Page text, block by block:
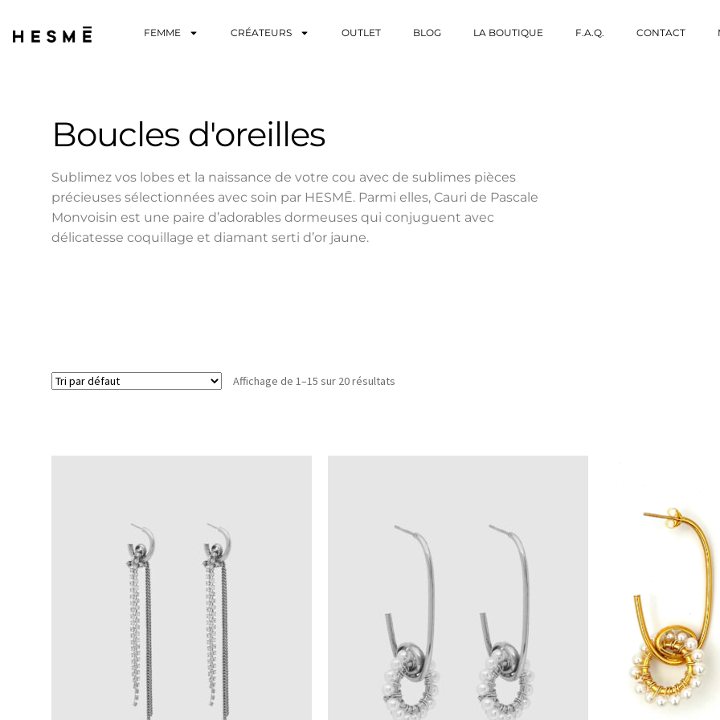
FEMME CRÉATEURS OUTLET BLOG LA BOUTIQUE F.A.Q. CONTACT
Boucles d'oreilles
Sublimez vos lobes et la naissance de votre cou avec de sublimes pièces
précieuses sélectionnées avec soin par HESMĒ. Parmi elles, Cauri de Pascale
Monvoisin est une paire d’adorables dormeuses qui conjuguent avec
délicatesse coquillage et diamant serti d’or jaune.
Affichage de 1–15 sur 20 résultats